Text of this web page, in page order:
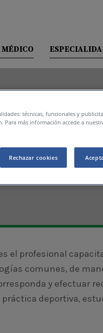
MÉDICO
el profesional
comunes, de
y efectuar
deportiva,
técnicas, funcionales y
Para más información accede a
Rechazar cookies